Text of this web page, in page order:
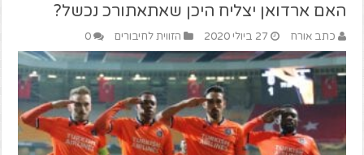
האם ארדואן יצליח היכן שאתאתורכ נכשל?
כתב אורח 27 ביולי 2020 הזווית לחיבורים 0